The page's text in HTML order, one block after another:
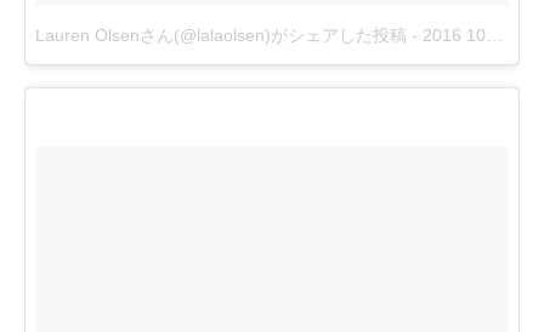
Lauren Olsenさん(@lalaolsen)がシェアした投稿 - 2016 10月 31 3:51午後 PDT